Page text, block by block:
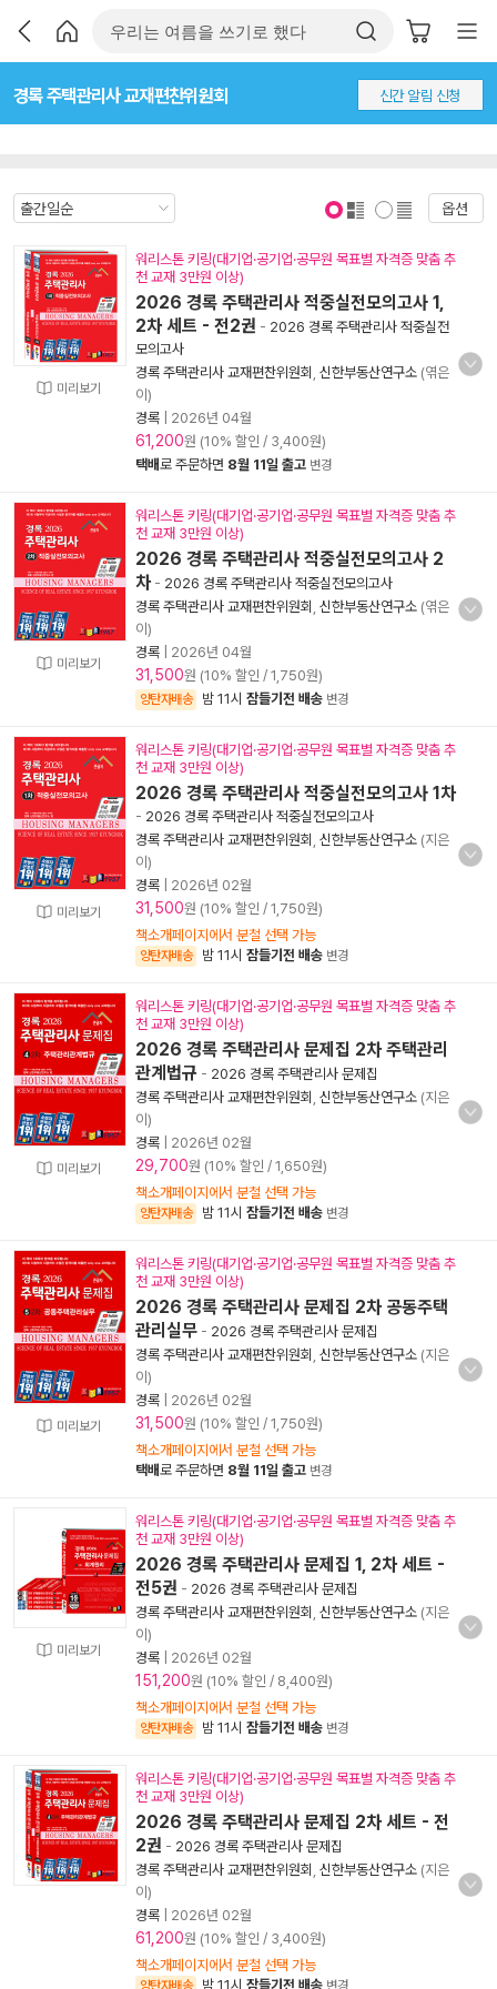
경록 주택관리사 교재편찬위원회 신간 알림 신청
옵션
미리보기
워리스톤 키링(대기업·공기업·공무원 목표별 자격증 맞춤 추
천 교재 3만원 이상)
2026 경록 주택관리사 적중실전모의고사 1,
2차 세트 - 전2권 - 2026 경록 주택관리사 적중실전
모의고사
경록 주택관리사 교재편찬위원회 신한부동산연구소 (엮은
이)
경록
2026년 04월
61,200원 (10% 할인 / 3,400원)
택배로 주문하면 8월 11일 출고 변경
미리보기
워리스톤 키링(대기업·공기업·공무원 목표별 자격증 맞춤 추
천 교재 3만원 이상)
2026 경록 주택관리사 적중실전모의고사 2
차 - 2026 경록 주택관리사 적중실전모의고사
경록 주택관리사 교재편찬위원회 신한부동산연구소 (엮은
이)
경록
2026년 04월
31,500원 (10% 할인 / 1,750원)
양탄자배송 밤 11시 잠들기전 배송 변경
미리보기
워리스톤 키링(대기업·공기업·공무원 목표별 자격증 맞춤 추
천 교재 3만원 이상)
2026 경록 주택관리사 적중실전모의고사 1차
- 2026 경록 주택관리사 적중실전모의고사
경록 주택관리사 교재편찬위원회 신한부동산연구소 (지은
이)
경록
2026년 02월
31,500원 (10% 할인 / 1,750원)
책소개페이지에서 분철 선택 가능
양탄자배송 밤 11시 잠들기전 배송 변경
미리보기
워리스톤 키링(대기업·공기업·공무원 목표별 자격증 맞춤 추
천 교재 3만원 이상)
2026 경록 주택관리사 문제집 2차 주택관리
관계법규 - 2026 경록 주택관리사 문제집
경록 주택관리사 교재편찬위원회 신한부동산연구소 (지은
이)
경록
2026년 02월
29,700원 (10% 할인 / 1,650원)
책소개페이지에서 분철 선택 가능
양탄자배송 밤 11시 잠들기전 배송 변경
미리보기
워리스톤 키링(대기업·공기업·공무원 목표별 자격증 맞춤 추
천 교재 3만원 이상)
2026 경록 주택관리사 문제집 2차 공동주택
관리실무 - 2026 경록 주택관리사 문제집
경록 주택관리사 교재편찬위원회 신한부동산연구소 (지은
이)
경록
2026년 02월
31,500원 (10% 할인 / 1,750원)
책소개페이지에서 분철 선택 가능
택배로 주문하면 8월 11일 출고 변경
미리보기
워리스톤 키링(대기업·공기업·공무원 목표별 자격증 맞춤 추
천 교재 3만원 이상)
2026 경록 주택관리사 문제집 1, 2차 세트 -
전5권 - 2026 경록 주택관리사 문제집
경록 주택관리사 교재편찬위원회 신한부동산연구소 (지은
이)
경록
2026년 02월
151,200원 (10% 할인 / 8,400원)
책소개페이지에서 분철 선택 가능
양탄자배송 밤 11시 잠들기전 배송 변경
워리스톤 키링(대기업·공기업·공무원 목표별 자격증 맞춤 추
천 교재 3만원 이상)
2026 경록 주택관리사 문제집 2차 세트 - 전
2권 - 2026 경록 주택관리사 문제집
경록 주택관리사 교재편찬위원회 신한부동산연구소 (지은
이)
경록
2026년 02월
61,200원 (10% 할인 / 3,400원)
책소개페이지에서 분철 선택 가능
양탄자배송 밤 11시 잠들기전 배송 변경